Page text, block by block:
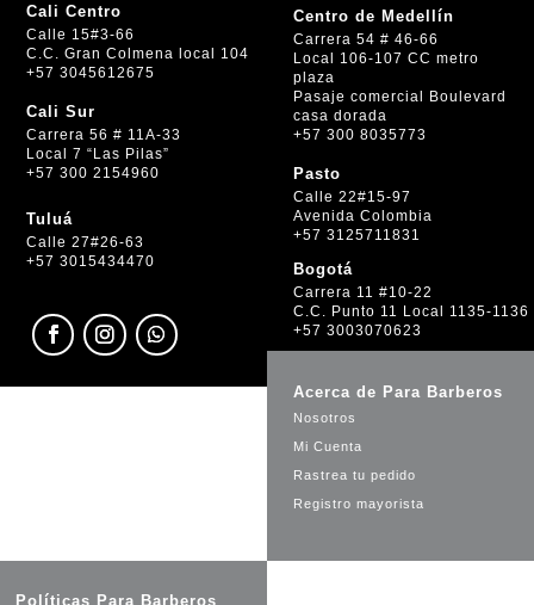
Cali Centro
Calle 15#3-66
C.C. Gran Colmena local 104
+57 3045612675
Cali Sur
Carrera 56 # 11A-33
Local 7 “Las Pilas”
+57 300 2154960
Tuluá
Calle 27#26-63
+57 3015434470
Centro de Medellín
Carrera 54 # 46-66
Local 106-107 CC metro
plaza
Pasaje comercial Boulevard
casa dorada
+57 300 8035773
Pasto
Calle 22#15-97
Avenida Colombia
+57 3125711831
Bogotá
Carrera 11 #10-22
C.C. Punto 11 Local 1135-1136
+57 3003070623
Acerca de Para Barberos
Nosotros
Mi Cuenta
Rastrea tu pedido
Registro mayorista
Políticas Para Barberos